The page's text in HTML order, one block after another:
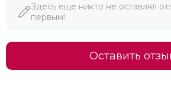
Здесь еще никто не оставлял
первым!
Оставить